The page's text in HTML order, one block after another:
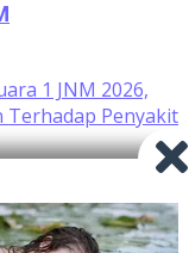
Juara 1 JNM
Pangan